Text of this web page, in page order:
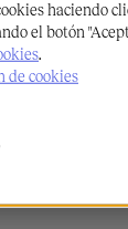
haciendo
el botón
.
de cookies